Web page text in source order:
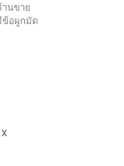
นขาย
ข้อผูกมัด